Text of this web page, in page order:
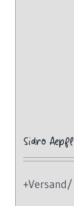
Sidro Aepfl